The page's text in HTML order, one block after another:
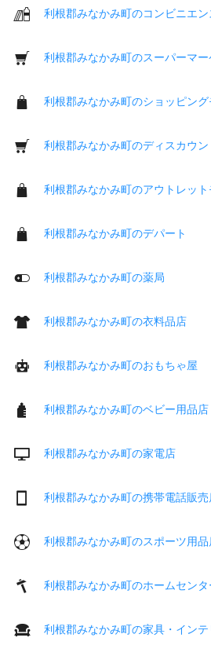
利根郡みなかみ町のコンビニエン
利根郡みなかみ町のスーパーマー
利根郡みなかみ町のショッピン
利根郡みなかみ町のディスカウン
利根郡みなかみ町のアウトレッ
利根郡みなかみ町のデパート
利根郡みなかみ町の薬局
利根郡みなかみ町の衣料品店
利根郡みなかみ町のおもちゃ屋
利根郡みなかみ町のベビー用品店
利根郡みなかみ町の家電店
利根郡みなかみ町の携帯電話販売
利根郡みなかみ町のスポーツ用品
利根郡みなかみ町のホームセンタ
利根郡みなかみ町の家具・イン